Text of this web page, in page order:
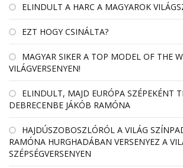
ELINDULT A HARC A MAGYAROK
EZT HOGY CSINÁLTA?
MAGYAR SIKER A TOP MODEL OF THE
VILÁGVERSENYEN!
ELINDULT, MAJD EURÓPA SZÉPEKÉNT
DEBRECENBE JÁKÓB RAMÓNA
HAJDÚSZOBOSZLÓRÓL A VILÁG
RAMÓNA HURGHADÁBAN VERSENYEZ A
SZÉPSÉGVERSENYEN